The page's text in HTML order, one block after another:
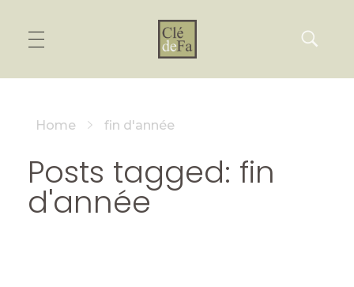
Home fin d'année
Posts tagged: fin
d'année